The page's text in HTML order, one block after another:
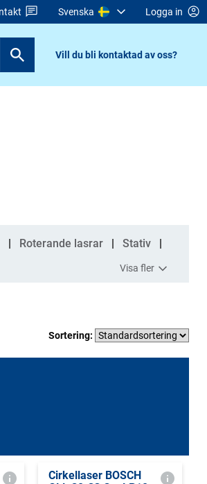
Svenska Logga in
Vill du bli kontaktad av oss?
Roterande lasrar Stativ
Visa fler
Sortering:
Cirkellaser BOSCH